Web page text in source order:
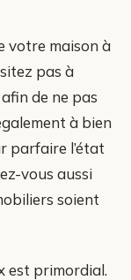
votre maison à
pas à
de ne pas
à bien
parfaire l’état
vous aussi
soient
est primordial.